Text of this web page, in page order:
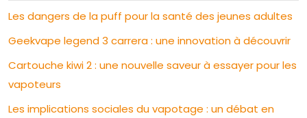
Les dangers de la puff pour la santé des jeunes adultes
Geekvape legend 3 carrera : une innovation à découvrir
Cartouche kiwi 2 : une nouvelle saveur à essayer pour les
vapoteurs
Les implications sociales du vapotage : un débat en